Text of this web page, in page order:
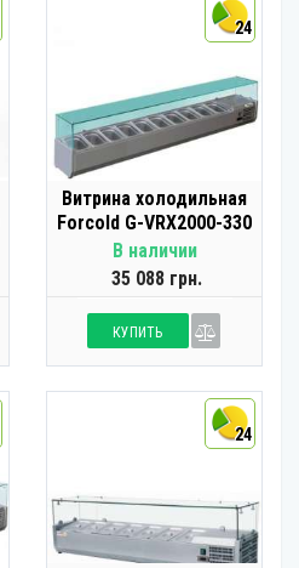
24
Витрина холодильная
Forcold G-VRX2000-330
В наличии
35 088 грн.
КУПИТЬ
24